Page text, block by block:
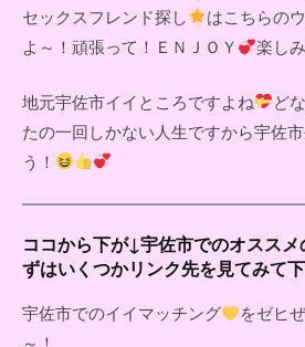
セックスフレンド探し
はこちらの
よ～！頑張って！ＥＮＪＯＹ
楽し
地元宇佐市イイところですよね
ど
たの一回しかない人生ですから宇佐
う！
ココから下が↓宇佐市でのオスス
ずはいくつかリンク先を見てみて
宇佐市でのイイマッチング
をゼヒ